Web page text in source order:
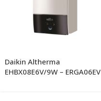
Daikin Altherma
EHBX08E6V/9W – ERGA06EV